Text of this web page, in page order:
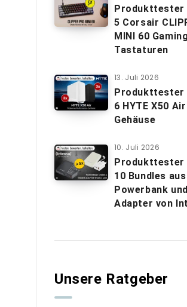
Produkttester
5 Corsair
MINI 60
Tastaturen
13. Juli 2026
Produkttester
6 HYTE X50
Gehäuse
10. Juli 2026
Produkttester
10 Bundles aus
Powerbank
Adapter von
Unsere Ratgeber